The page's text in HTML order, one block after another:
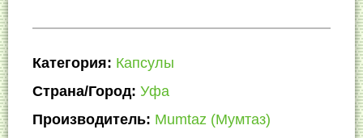
Категория: Капсулы
Страна/Город: Уфа
Производитель: Mumtaz (Мумтаз)